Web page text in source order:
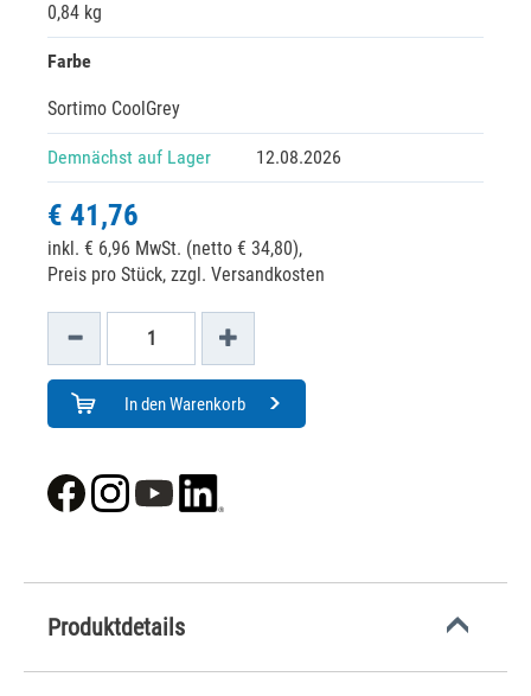
0,84 kg
Farbe
Sortimo CoolGrey
Demnächst auf Lager 12.08.2026
€ 41,76
inkl. € 6,96 MwSt. (netto € 34,80),
Preis pro Stück, zzgl. Versandkosten
In den Warenkorb
Produktdetails